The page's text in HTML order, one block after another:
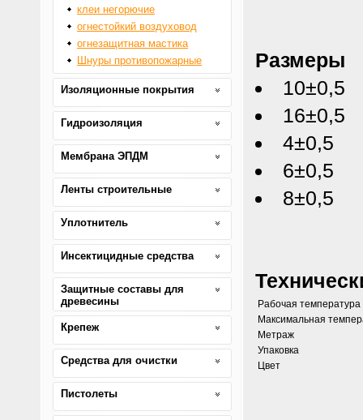
Размеры
10±0,5
16±0,5
4±0,5
6±0,5
8±0,5
Рабочая температура
Максимальная
Метраж
Упаковка
Цвет
клеи негорючие
огнестойкий воздуховод
огнезащитная мастика
Шнуры противопожарные
Изоляционные покрытия
Гидроизоляция
Мембрана ЭПДМ
Ленты строительные
Уплотнитель
Инсектицидные средства
Защитные составы для
древесины
Крепеж
Средства для очистки
Пистолеты